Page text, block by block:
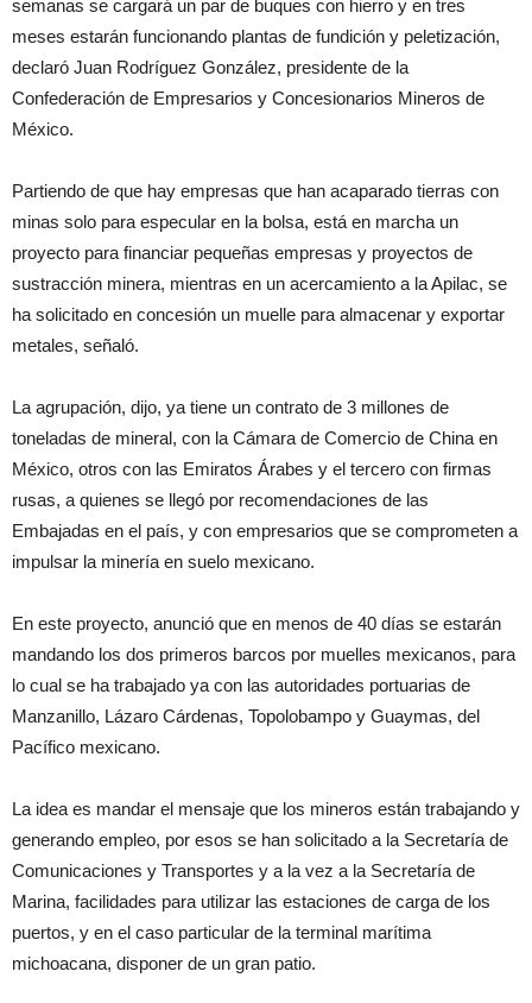
semanas se cargará un par de buques con hierro y en tres
meses estarán funcionando plantas de fundición y peletización,
declaró Juan Rodríguez González, presidente de la
Confederación de Empresarios y Concesionarios Mineros de
México.
Partiendo de que hay empresas que han acaparado tierras con
minas solo para especular en la bolsa, está en marcha un
proyecto para financiar pequeñas empresas y proyectos de
sustracción minera, mientras en un acercamiento a la Apilac, se
ha solicitado en concesión un muelle para almacenar y exportar
metales, señaló.
La agrupación, dijo, ya tiene un contrato de 3 millones de
toneladas de mineral, con la Cámara de Comercio de China en
México, otros con las Emiratos Árabes y el tercero con firmas
rusas, a quienes se llegó por recomendaciones de las
Embajadas en el país, y con empresarios que se comprometen a
impulsar la minería en suelo mexicano.
En este proyecto, anunció que en menos de 40 días se estarán
mandando los dos primeros barcos por muelles mexicanos, para
lo cual se ha trabajado ya con las autoridades portuarias de
Manzanillo, Lázaro Cárdenas, Topolobampo y Guaymas, del
Pacífico mexicano.
La idea es mandar el mensaje que los mineros están trabajando y
generando empleo, por esos se han solicitado a la Secretaría de
Comunicaciones y Transportes y a la vez a la Secretaría de
Marina, facilidades para utilizar las estaciones de carga de los
puertos, y en el caso particular de la terminal marítima
michoacana, disponer de un gran patio.